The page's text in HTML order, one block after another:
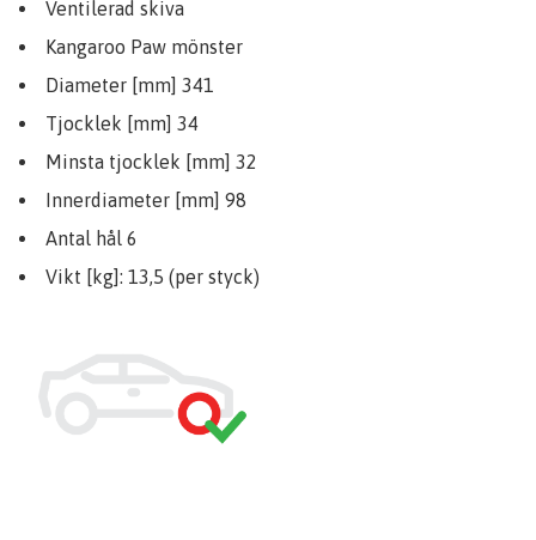
Ventilerad skiva
Kangaroo Paw mönster
Diameter [mm] 341
Tjocklek [mm] 34
Minsta tjocklek [mm] 32
Innerdiameter [mm] 98
Antal hål 6
Vikt [kg]: 13,5 (per styck)